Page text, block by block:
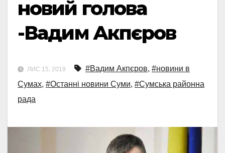
новий голова
-Вадим Акпєров
ЛИС 15, 2019 #Вадим Акпєров, #новини в
Сумах, #Останні новини Суми, #Сумська районна
рада